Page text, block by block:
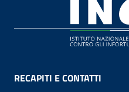
RECAPITI E CONTATTI